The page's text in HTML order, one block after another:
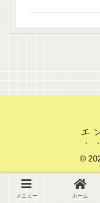
エ
©
メニュー ホーム